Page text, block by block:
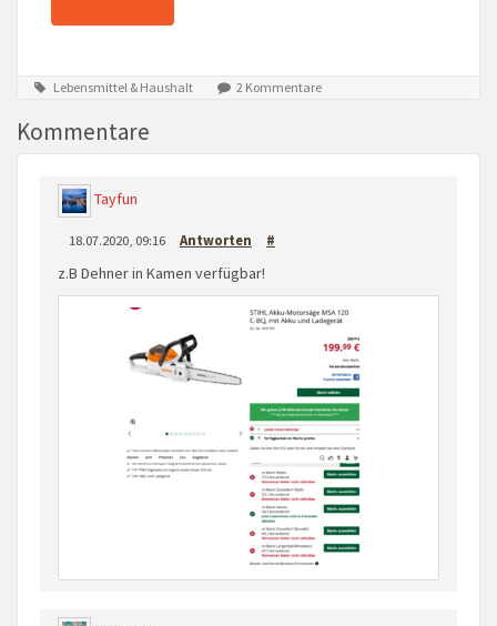
Lebensmittel & Haushalt 2 Kommentare
Kommentare
Tayfun
18.07.2020, 09:16 Antworten #
z.B Dehner in Kamen verfügbar!